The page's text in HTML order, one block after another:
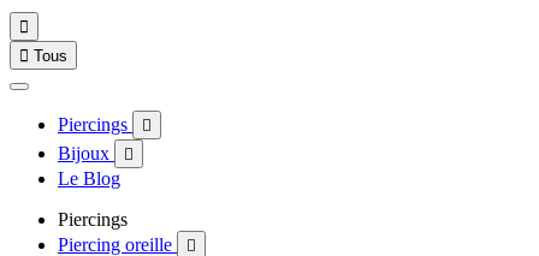

 Tous
Piercings 
Bijoux 
Le Blog
Piercings
Piercing oreille
